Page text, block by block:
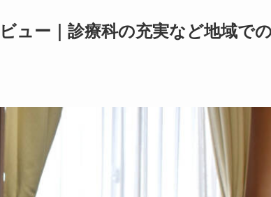
ュー｜診療科の充実など地域で